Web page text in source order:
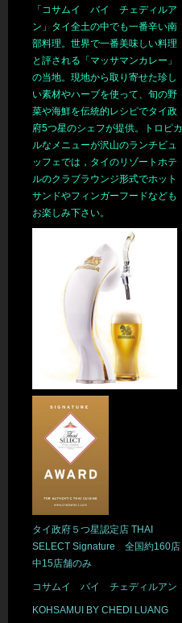
「コサムイ バイ チェディルア
ン」タイ全土の中でも一番辛い南
部料理。世界で一番美味しい料理
と評される「マッサマンカレー」
の当地。現地から取り寄せた珍し
い素材やハーブを使って、旬の野
菜や海鮮を伝統的レシピでタイ政
府5つ星のシェフが提供。トロピカ
ルなメニューが沢山のランチビュ
ッフェでは，タイのリゾートホテ
ルのクラブラウンジ形式でホット
サンドやフィンガーフードなども
お楽しみ下さい。
タイ政府５つ星認定店 THAI
SELECT Signature 全国約160店
中15店舗のみ
コサムイ バイ チェディルアン
KOHSAMUI BY CHEDI LUANG